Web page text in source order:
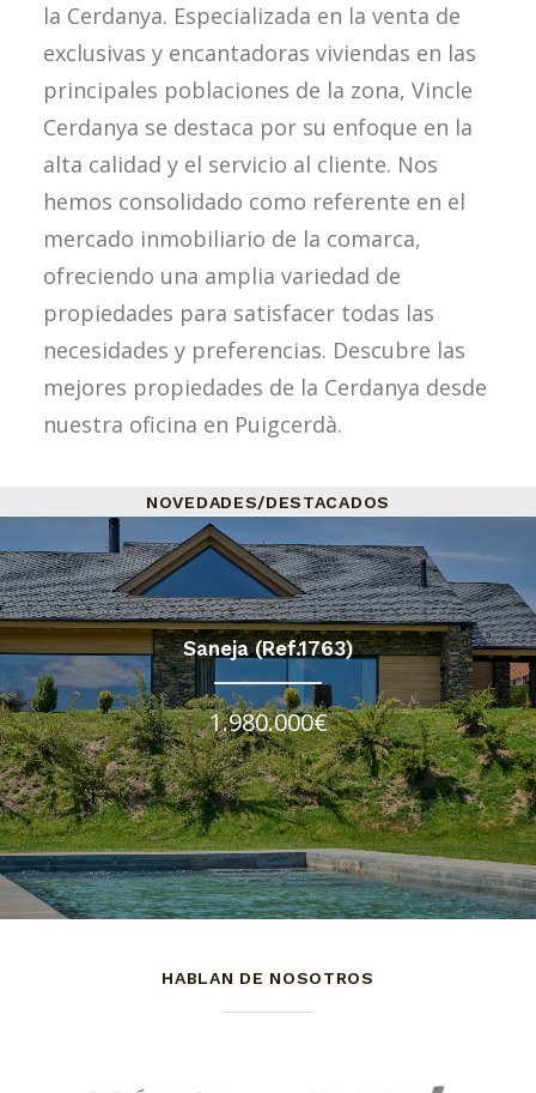
la Cerdanya. Especializada en la venta de
exclusivas y encantadoras viviendas en las
principales poblaciones de la zona, Vincle
Cerdanya se destaca por su enfoque en la
alta calidad y el servicio al cliente. Nos
hemos consolidado como referente en el
mercado inmobiliario de la comarca,
ofreciendo una amplia variedad de
propiedades para satisfacer todas las
necesidades y preferencias. Descubre las
mejores propiedades de la Cerdanya desde
nuestra oficina en Puigcerdà.
NOVEDADES/DESTACADOS
Saneja (Ref.1763)
1.980.000€
HABLAN DE NOSOTROS